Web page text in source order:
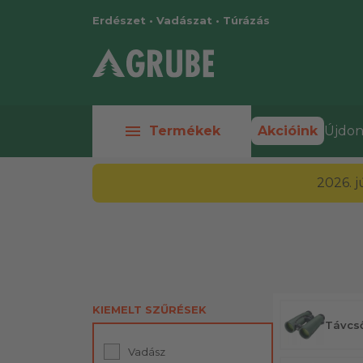
Erdészet • Vadászat • Túrázás
menu Termékek Akcióink
2026.
KIEMELT SZŰRÉSEK
Vadász